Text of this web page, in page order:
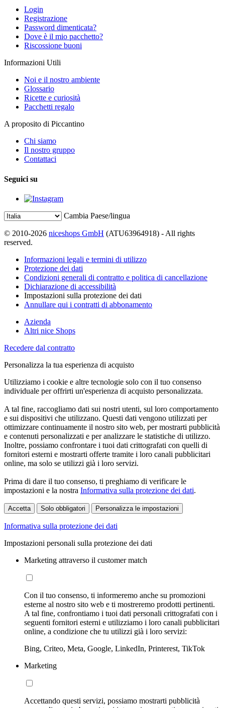
Login
Registrazione
Password dimenticata?
Dove è il mio pacchetto?
Riscossione buoni
Informazioni Utili
Noi e il nostro ambiente
Glossario
Ricette e curiosità
Pacchetti regalo
A proposito di Piccantino
Chi siamo
Il nostro gruppo
Contattaci
Seguici su
Cambia Paese/lingua
© 2010-2026 niceshops GmbH (ATU63964918) - All rights
reserved.
Informazioni legali e termini di utilizzo
Protezione dei dati
Condizioni generali di contratto e politica di cancellazione
Dichiarazione di accessibilità
Impostazioni sulla protezione dei dati
Annullare qui i contratti di abbonamento
Azienda
Altri nice Shops
Recedere dal contratto
Personalizza la tua esperienza di acquisto
Utilizziamo i cookie e altre tecnologie solo con il tuo consenso
individuale per offrirti un'esperienza di acquisto personalizzata.
A tal fine, raccogliamo dati sui nostri utenti, sul loro comportamento
e sui dispositivi che utilizzano. Questi dati vengono utilizzati per
ottimizzare continuamente il nostro sito web, per mostrarti pubblicità
e contenuti personalizzati e per analizzare le statistiche di utilizzo.
Inoltre, possiamo confrontare i tuoi dati crittografati con quelli di
fornitori esterni e mostrarti offerte tramite i loro canali pubblicitari
online, ma solo se utilizzi già i loro servizi.
Prima di dare il tuo consenso, ti preghiamo di verificare le
impostazioni e la nostra Informativa sulla protezione dei dati.
Accetta Solo obbligatori Personalizza le impostazioni
Informativa sulla protezione dei dati
Impostazioni personali sulla protezione dei dati
Marketing attraverso il customer match
Con il tuo consenso, ti informeremo anche su promozioni
esterne al nostro sito web e ti mostreremo prodotti pertinenti.
A tal fine, confrontiamo i tuoi dati personali crittografati con i
seguenti fornitori esterni e utilizziamo i loro canali pubblicitari
online, a condizione che tu utilizzi già i loro servizi:
Bing, Criteo, Meta, Google, LinkedIn, Printerest, TikTok
Marketing
Accettando questi servizi, possiamo mostrarti pubblicità